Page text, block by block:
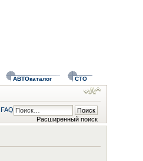
АВТОкаталог СТО
Расширенный поиск
FAQ